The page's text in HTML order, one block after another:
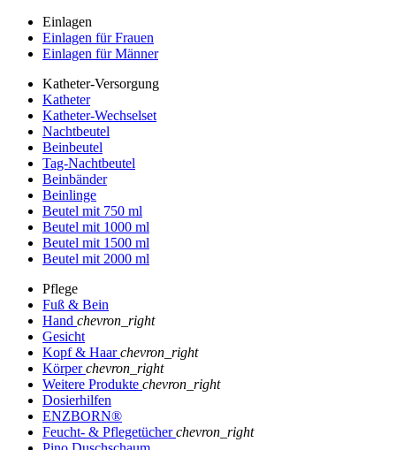
Einlagen
Einlagen für Frauen
Einlagen für Männer
Katheter-Versorgung
Katheter
Katheter-Wechselset
Nachtbeutel
Beinbeutel
Tag-Nachtbeutel
Beinbänder
Beinlinge
Beutel mit 750 ml
Beutel mit 1000 ml
Beutel mit 1500 ml
Beutel mit 2000 ml
Pflege
Fuß & Bein
Hand chevron_right
Gesicht
Kopf & Haarchevron_right
Körperchevron_right
Weitere Produkte chevron_right
Dosierhilfen
ENZBORN®
Feucht- & Pflegetücherchevron_right